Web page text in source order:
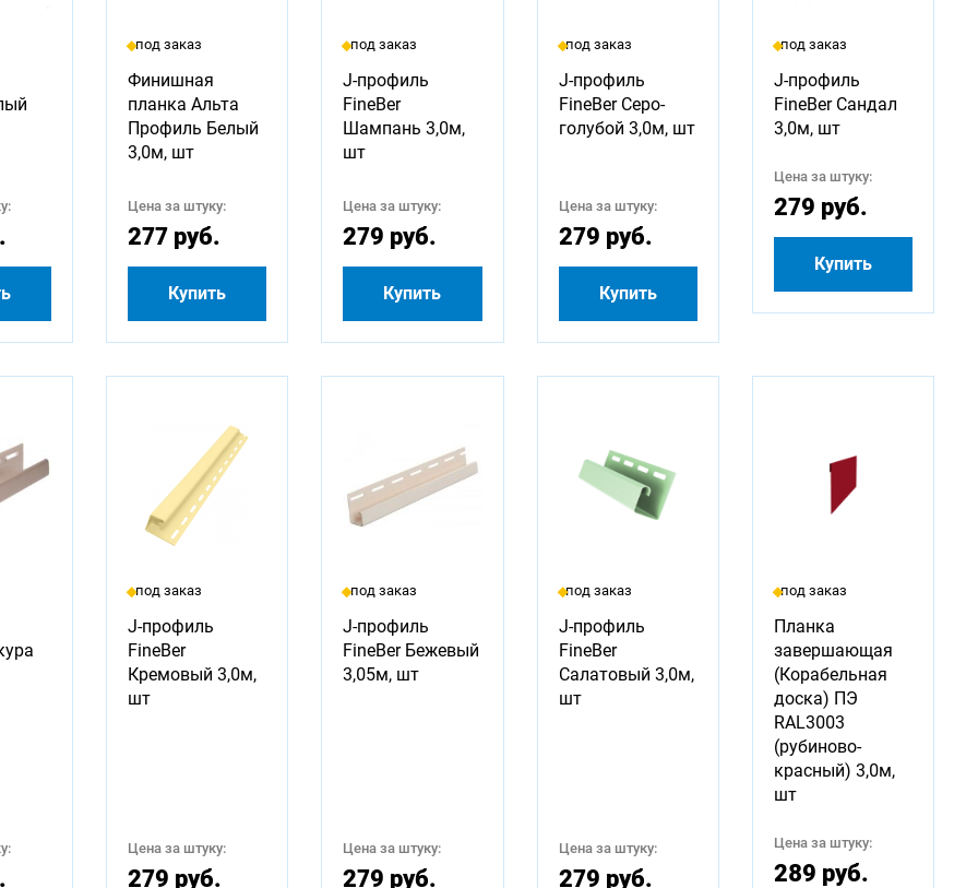
под заказ
Финишная
планка Альта
Профиль Белый
3,0м, шт
Цена за штуку:
277 руб.
Купить
под заказ
J-профиль
FineBer
Шампань 3,0м,
шт
Цена за штуку:
279 руб.
Купить
под заказ
J-профиль
FineBer Серо-
голубой 3,0м, шт
Цена за штуку:
279 руб.
Купить
под заказ
J-профиль
FineBer Сандал
3,0м, шт
Цена за штуку:
279 руб.
Купить
под заказ
J-профиль
FineBer
Кремовый 3,0м,
шт
Цена за штуку:
279 руб.
под заказ
J-профиль
FineBer Бежевый
3,05м, шт
Цена за штуку:
279 руб.
под заказ
J-профиль
FineBer
Салатовый 3,0м,
шт
Цена за штуку:
279 руб.
под заказ
Планка
завершающая
(Корабельная
доска) ПЭ
RAL3003
(рубиново-
красный) 3,0м,
шт
Цена за штуку:
289 руб.